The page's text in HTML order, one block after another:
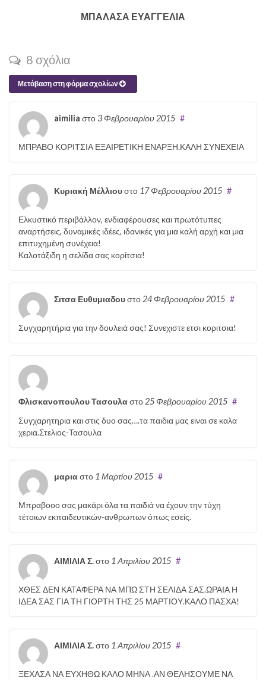
ΜΠΑΛΑΣΑ ΕΥΑΓΓΕΛΙΑ
8 σχόλια
Μετάβαση στη φόρμα σχολίων
aimilia στο3 Φεβρουαρίου 2015 #
ΜΠΡΑΒΟ ΚΟΡΙΤΣΙΑ ΕΞΑΙΡΕΤΙΚΗ ΕΝΑΡΞΗ.ΚΑΛΗ ΣΥΝΕΧΕΙΑ
Κυριακή Μέλλιουστο 17 Φεβρουαρίου 2015 #
Ελκυστικό περιβάλλον, ενδιαφέρουσες και πρωτότυπες
αναρτήσεις, δυναμικές ιδέες, ιδανικές για μια καλή αρχή και μια
επιτυχημένη συνέχεια!
Καλοτάξιδη η σελίδα σας κορίτσια!
Σιτσα Ευθυμιαδουστο 24 Φεβρουαρίου 2015 #
Συγχαρητήρια για την δουλειά σας! Συνεχιστε ετσι κοριτσια!
Φλισκανοπουλου Τασουλαστο 25 Φεβρουαρίου 2015 #
Συγχαρητηρια και στις δυο σας….τα παιδια μας ειναι σε καλα
χερια.Στελιος-Τασουλα
μαριαστο 1 Μαρτίου 2015 #
Μπραβοοο σας μακάρι όλα τα παιδιά να έχουν την τύχη
τέτοιων εκπαιδευτικών-ανθρωπων όπως εσείς.
ΑΙΜΙΛΙΑ Σ.στο 1 Απριλίου 2015 #
ΧΘΕΣ ΔΕΝ ΚΑΤΑΦΕΡΑ ΝΑ ΜΠΩ ΣΤΗ ΣΕΛΙΔΑ ΣΑΣ.ΩΡΑΙΑ Η
ΙΔΕΑ ΣΑΣ ΓΙΑ ΤΗ ΓΙΟΡΤΗ ΤΗΣ 25 ΜΑΡΤΙΟΥ.ΚΑΛΟ ΠΑΣΧΑ!
ΑΙΜΙΛΙΑ Σ.στο 1 Απριλίου 2015 #
ΞΕΧΑΣΑ ΝΑ ΕΥΧΗΘΩ ΚΑΛΟ ΜΗΝΑ .ΑΝ ΘΕΛΗΣΟΥΜΕ ΝΑ